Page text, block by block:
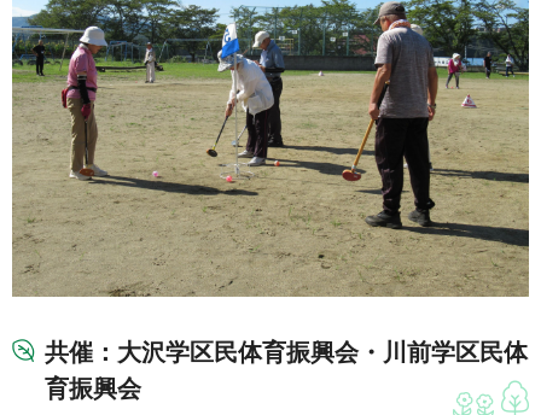
共催：大沢学区民体育振興会・川前学区民体
育振興会